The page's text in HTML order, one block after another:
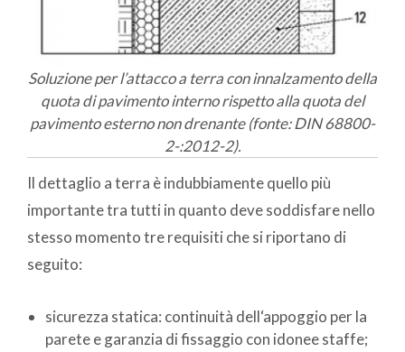
Soluzione per l’attacco a terra con innalzamento della
quota di pavimento interno rispetto alla quota del
pavimento esterno non drenante (fonte: DIN 68800-
2-:2012-2).
Il dettaglio a terra è indubbiamente quello più
importante tra tutti in quanto deve soddisfare nello
stesso momento tre requisiti che si riportano di
seguito:
sicurezza statica: continuità dell‘appoggio per la
parete e garanzia di fissaggio con idonee staffe;